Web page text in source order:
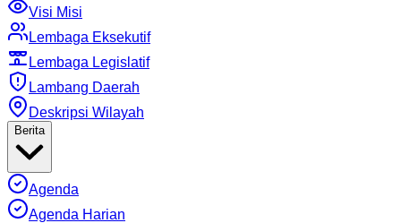
Visi Misi
Lembaga Eksekutif
Lembaga Legislatif
Lambang Daerah
Deskripsi Wilayah
Berita
Agenda
Agenda Harian